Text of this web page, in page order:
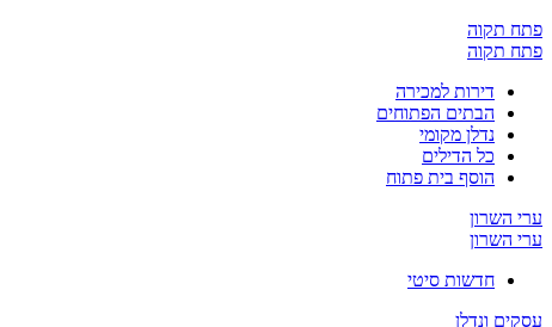
פתח תקוה
פתח תקוה
דירות למכירה
הבתים הפתוחים
נדלן מקומי
כל הדילים
הוסף בית פתוח
ערי השרון
ערי השרון
חדשות סיטי
עסקים ונדלן